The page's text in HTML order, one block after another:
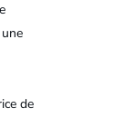
de